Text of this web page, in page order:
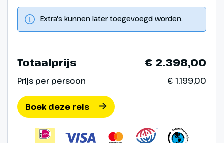
Extra's kunnen later toegevoegd worden.
Totaalprijs € 2.398,00
Prijs per persoon € 1.199,00
Boek deze reis